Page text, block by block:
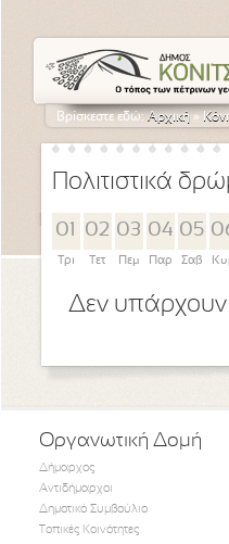
Βρίσκεστε εδώ:Αρχική »
Πολιτιστικά
01
Τρι
02
Τετ
03
Πεμ
04
Παρ
05
Σαβ
Δεν υπάρχουν
Οργανωτική Δομή
Δήμαρχος
Αντιδήμαρχοι
Δημοτικό Συμβούλιο
Τοπικές Κοινότητες